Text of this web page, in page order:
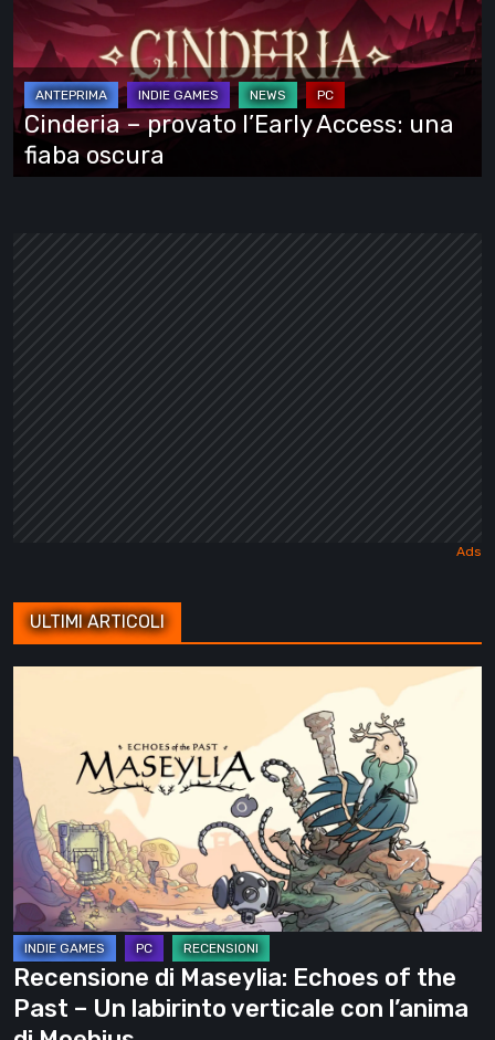
l’Early
Access:
una
fiaba
oscura
Cinderia – provato l’Early Access: una
fiaba oscura
ULTIMI ARTICOLI
Echoes
of
the
Past
–
Un
labirinto
verticale
con
Recensione di Maseylia: Echoes of the
Past – Un labirinto verticale con l’anima